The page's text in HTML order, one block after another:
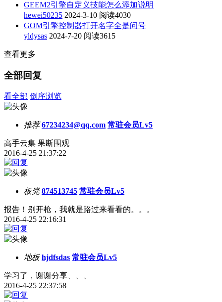
GEEM2引擎自定义技能怎么添加说明
hewei50235 2024-3-10 阅读4030
GOM引擎控制器打开名字全是问号
yldysas 2024-7-20 阅读3615
查看更多
全部回复
看全部 倒序浏览
推荐67234234@qq.com 常驻会员Lv5
高手云集 果断围观
2016-4-25 21:37:22
板凳 874513745 常驻会员Lv5
报告！别开枪，我就是路过来看看的。。。
2016-4-25 22:16:31
地板 hjdfsdas 常驻会员Lv5
学习了，谢谢分享、、、
2016-4-25 22:37:58